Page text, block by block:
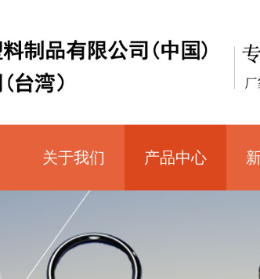
关于我们 产品中心